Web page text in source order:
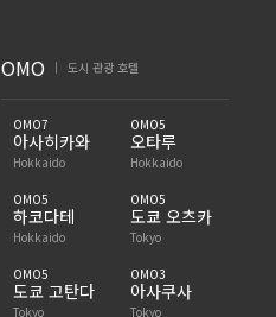
OMO 도시 관광 호텔
OMO7
아사히카와
Hokkaido
OMO5
오타루
Hokkaido
OMO5
하코다테
Hokkaido
OMO5
도쿄 오츠카
Tokyo
OMO5
도쿄 고탄다
Tokyo
OMO3
아사쿠사
Tokyo